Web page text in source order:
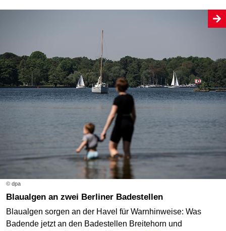
© dpa
Blaualgen an zwei Berliner Badestellen
Blaualgen sorgen an der Havel für Warnhinweise: Was
Badende jetzt an den Badestellen Breitehorn und